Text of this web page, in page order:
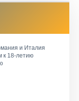
и Италия
к 18-летию